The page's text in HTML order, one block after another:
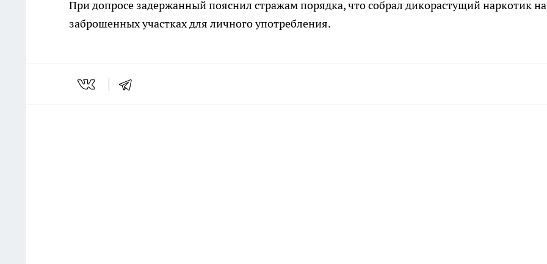
При допросе задержанный пояснил стражам порядка, что собрал дикорастущий наркотик на
заброшенных участках для личного употребления.